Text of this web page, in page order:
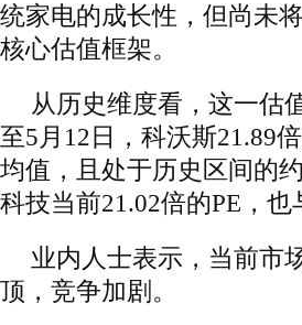
统家电的成长性，但尚未
核心估值框架。
从历史维度看，这一估
至5月12日，科沃斯21.89
均值，且处于历史区间的
科技当前21.02倍的PE，
业内人士表示，当前市
顶，竞争加剧。